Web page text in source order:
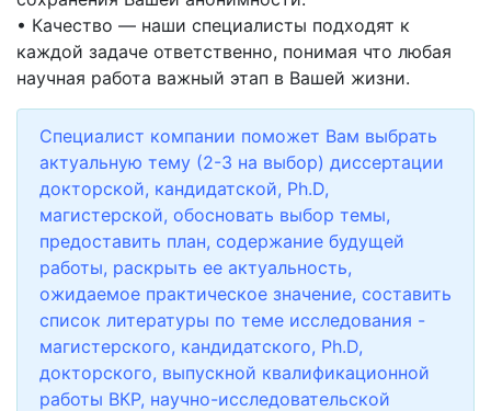
• Качество — наши специалисты подходят к
каждой задаче ответственно, понимая что любая
научная работа важный этап в Вашей жизни.
Специалист компании поможет Вам выбрать
актуальную тему (2-3 на выбор) диссертации
докторской, кандидатской, Ph.D,
магистерской, обосновать выбор темы,
предоставить план, содержание будущей
работы, раскрыть ее актуальность,
ожидаемое практическое значение, составить
список литературы по теме исследования -
магистерского, кандидатского, Ph.D,
докторского, выпускной квалификационной
работы ВКР, научно-исследовательской